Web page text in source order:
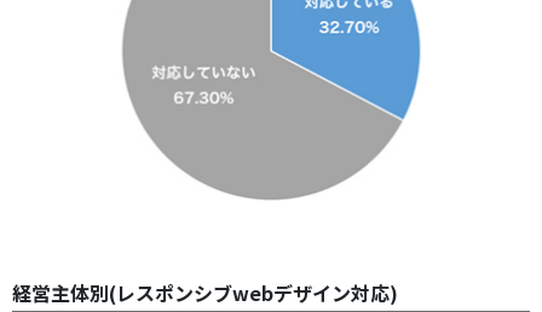
経営主体別(レスポンシブwebデザイン対応)